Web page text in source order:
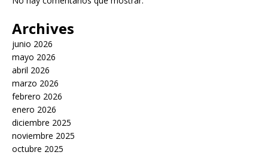
Archives
junio 2026
mayo 2026
abril 2026
marzo 2026
febrero 2026
enero 2026
diciembre 2025
noviembre 2025
octubre 2025